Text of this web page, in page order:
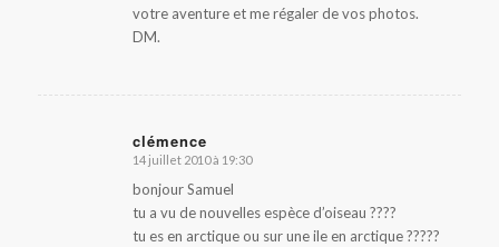
votre aventure et me régaler de vos photos.
DM.
clémence
dit
14 juillet 2010 à 19:30
bonjour Samuel
tu a vu de nouvelles espèce d’oiseau ????
tu es en arctique ou sur une ile en arctique ?????